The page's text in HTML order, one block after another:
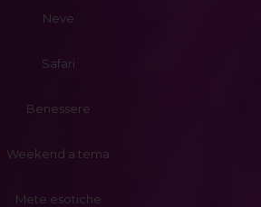
Neve
Safari
Benessere
Weekend a tema
Mete esotiche